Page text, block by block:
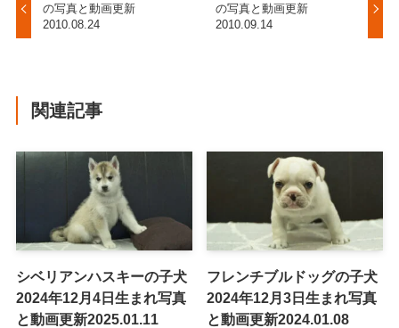
の写真と動画更新
2010.08.24
の写真と動画更新
2010.09.14
関連記事
シベリアンハスキーの子犬
2024年12月4日生まれ写真
と動画更新2025.01.11
フレンチブルドッグの子犬
2024年12月3日生まれ写真
と動画更新2024.01.08